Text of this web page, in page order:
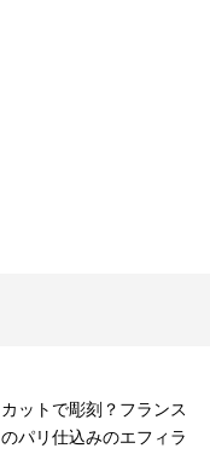
カットで彫刻？フランス
のパリ仕込みのエフィラ